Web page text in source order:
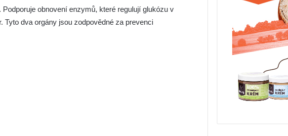
obnovení enzymů, které regulují glukózu v
Tyto dva orgány jsou zodpovědné za prevenci